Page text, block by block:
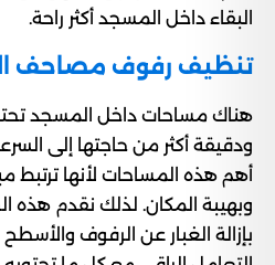
البقاء داخل المسجد أكثر راحة.
تنظيف رفوف مصاحف
هناك مساحات داخل المسجد
ودقيقة أكثر من حاجتها إلى
أهم هذه المساحات لأنها ترتبط
وبهيبة المكان. لذلك نقدم هذه
بإزالة الغبار عن الرفوف